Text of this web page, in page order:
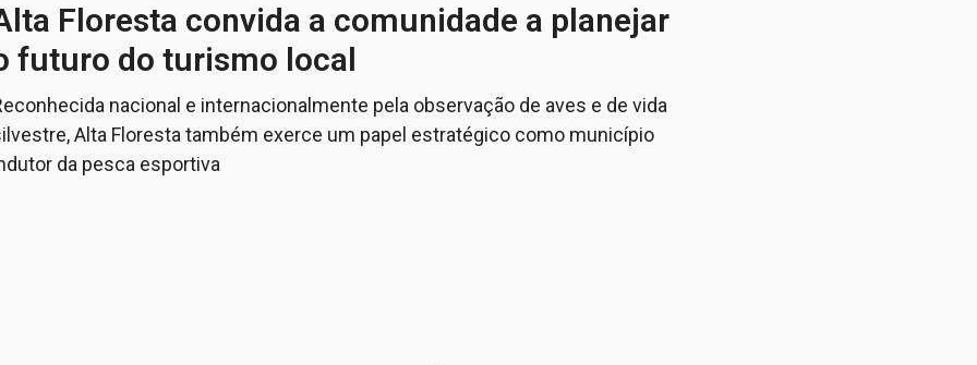
Floresta convida a comunidade a planejar
futuro do turismo local
nacional e internacionalmente pela observação de aves e de vida
Alta Floresta também exerce um papel estratégico como município
da pesca esportiva